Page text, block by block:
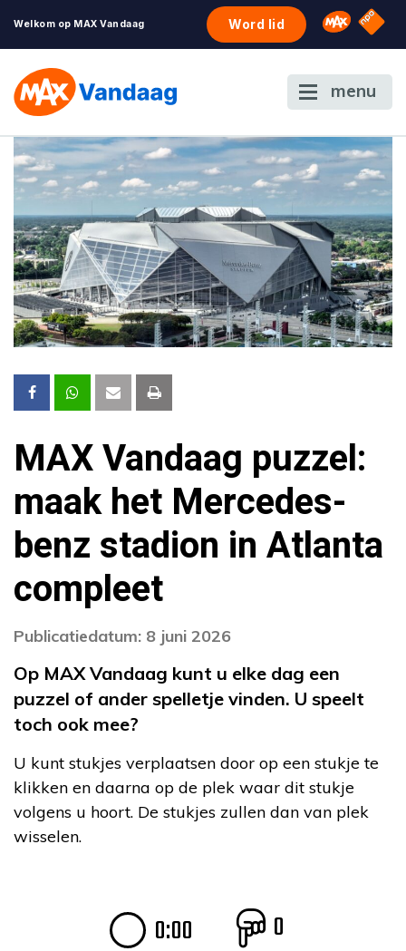
Welkom op MAX Vandaag Word lid Omroep
NPO
menu
MAX Vandaag puzzel:
maak het Mercedes-
benz stadion in Atlanta
compleet
Publicatiedatum: 8 juni 2026
Op MAX Vandaag kunt u elke dag een
puzzel of ander spelletje vinden. U speelt
toch ook mee?
U kunt stukjes verplaatsen door op een stukje te
klikken en daarna op de plek waar dit stukje
volgens u hoort. De stukjes zullen dan van plek
wisselen.